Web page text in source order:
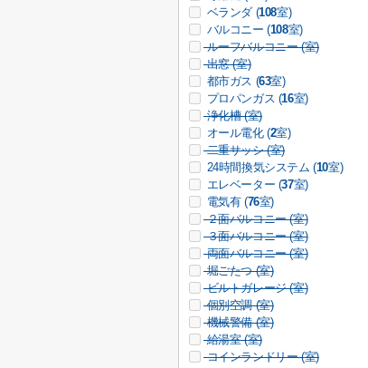
ベランダ (108室)
バルコニー (108室)
ルーフバルコニー (室)
出窓 (室)
都市ガス (63室)
プロパンガス (16室)
浄化槽 (室)
オール電化 (2室)
二重サッシ (室)
24時間換気システム (10室)
エレベーター (37室)
電気有 (76室)
２面バルコニー (室)
３面バルコニー (室)
両面バルコニー (室)
堀ごたつ (室)
ビルトガレージ (室)
個別空調 (室)
機械警備 (室)
給湯室 (室)
コインランドリー (室)